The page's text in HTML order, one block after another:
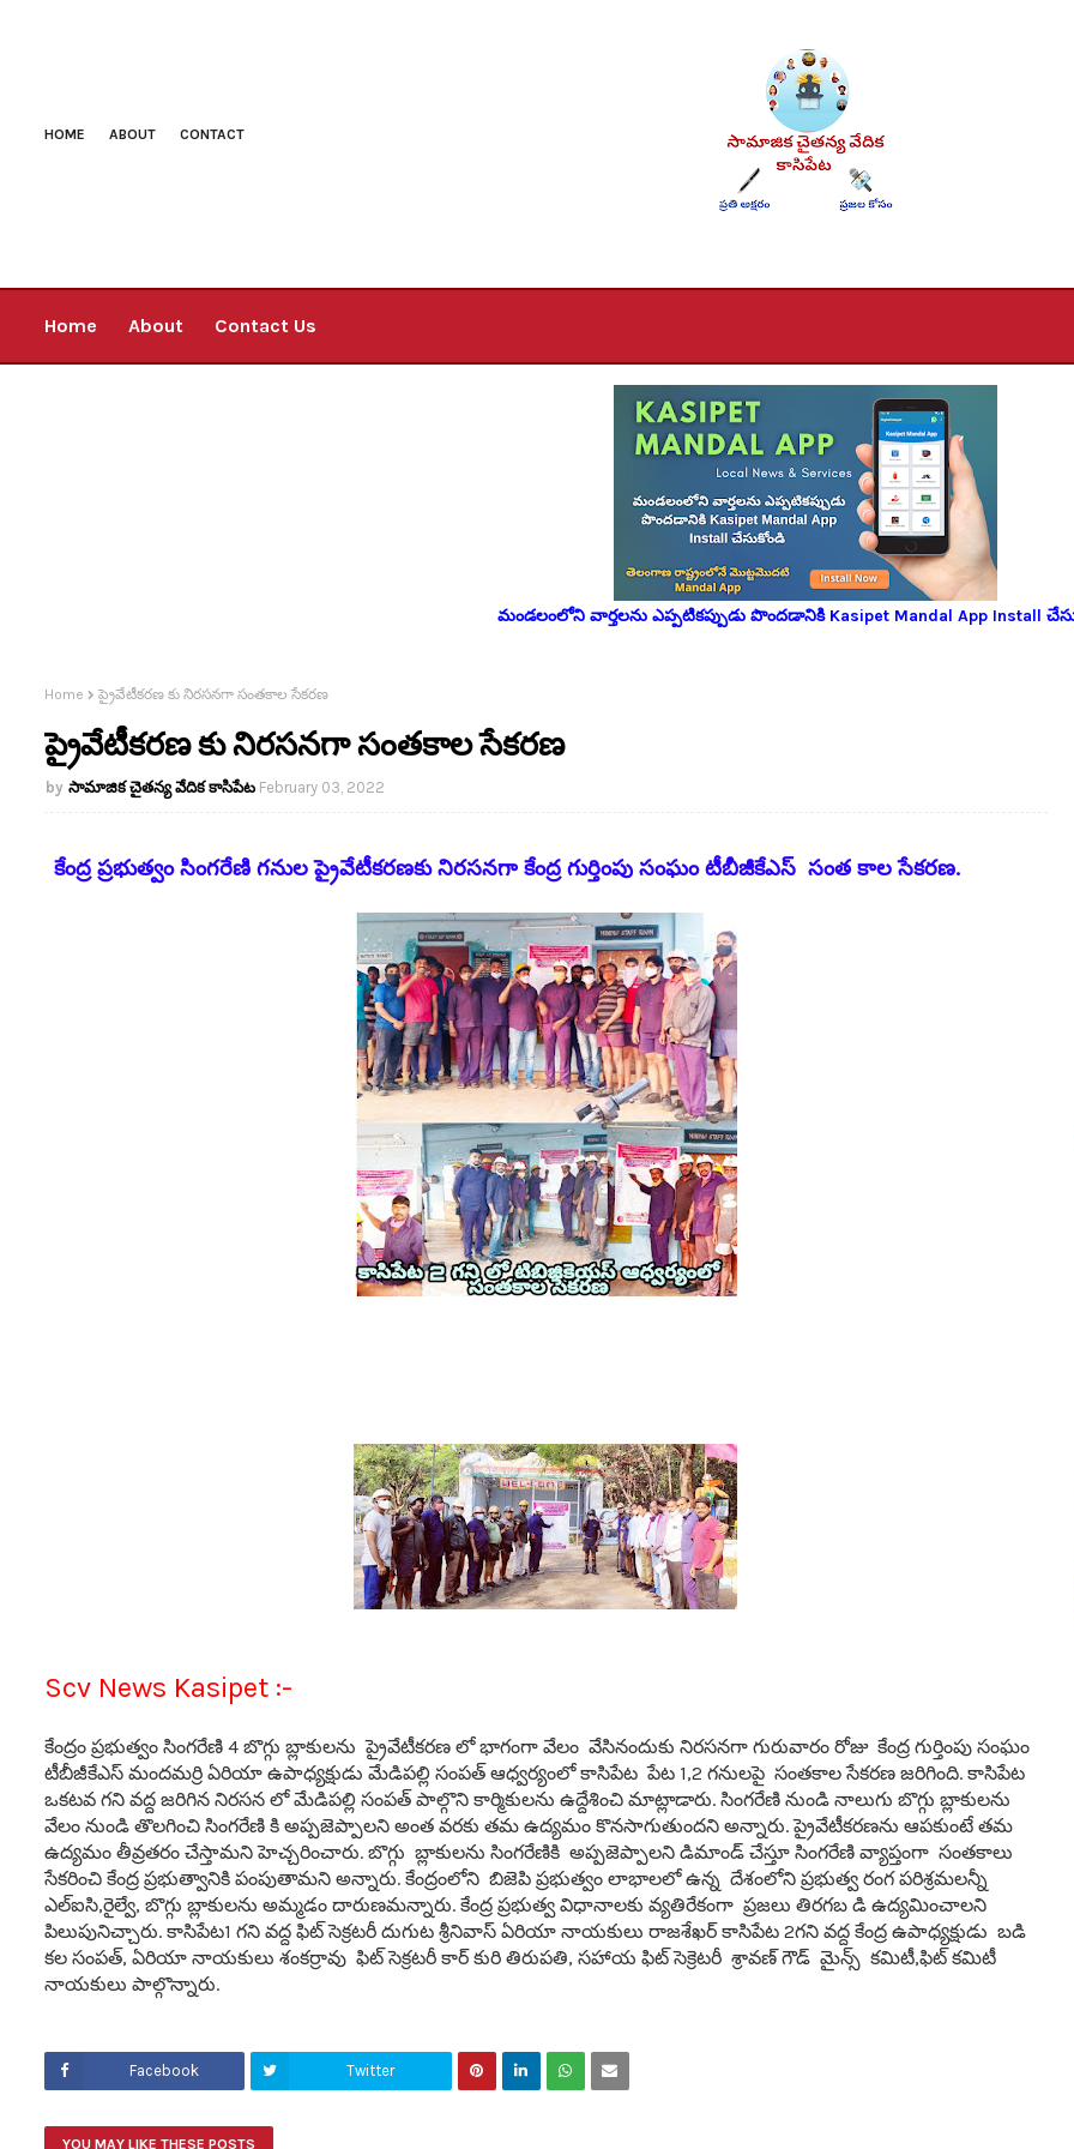
HOME ABOUT CONTACT
Home About Contact Us
మండలంలోని వార్తలను ఎప్పటికప్పుడు పొందడానికి Kasipet Mandal App Install
Home ప్రైవేటీకరణ కు నిరసనగా సంతకాల సేకరణ
ప్రైవేటీకరణ కు నిరసనగా సంతకాల సేకరణ
సామాజిక చైతన్య వేదిక కాసిపేట February 03, 2022
కేంద్ర ప్రభుత్వం సింగరేణి గనుల ప్రైవేటీకరణకు నిరసనగా కేంద్ర గుర్తింపు సంఘం టీబీజీకేఎస్ సంత కాల సేకరణ.
Scv News Kasipet :-
కేంద్రం ప్రభుత్వం సింగరేణి 4 బొగ్గు బ్లాకులను ప్రైవేటీకరణ లో భాగంగా వేలం వేసినందుకు నిరసనగా గురువారం రోజు కేంద్ర గుర్తింపు సంఘం
టీబీజీకేఎస్ మందమర్రి ఏరియా ఉపాధ్యక్షుడు మేడిపల్లి సంపత్ ఆధ్వర్యంలో కాసిపేట పేట 1,2 గనులపై సంతకాల సేకరణ జరిగింది. కాసిపేట
ఒకటవ గని వద్ద జరిగిన నిరసన లో మేడిపల్లి సంపత్ పాల్గొని కార్మికులను ఉద్దేశించి మాట్లాడారు. సింగరేణి నుండి నాలుగు బొగ్గు బ్లాకులను
వేలం నుండి తొలగించి సింగరేణి కి అప్పజెప్పాలని అంత వరకు తమ ఉద్యమం కొనసాగుతుందని అన్నారు. ప్రైవేటీకరణను ఆపకుంటే తమ
ఉద్యమం తీవ్రతరం చేస్తామని హెచ్చరించారు. బొగ్గు బ్లాకులను సింగరేణికి అప్పజెప్పాలని డిమాండ్ చేస్తూ సింగరేణి వ్యాప్తంగా సంతకాలు
సేకరించి కేంద్ర ప్రభుత్వానికి పంపుతామని అన్నారు. కేంద్రంలోని బిజెపి ప్రభుత్వం లాభాలలో ఉన్న దేశంలోని ప్రభుత్వ రంగ పరిశ్రమలన్నీ
ఎల్ఐసి,రైల్వే, బొగ్గు బ్లాకులను అమ్మడం దారుణమన్నారు. కేంద్ర ప్రభుత్వ విధానాలకు వ్యతిరేకంగా ప్రజలు తిరగబ డి ఉద్యమించాలని
పిలుపునిచ్చారు. కాసిపేట1 గని వద్ద ఫిట్ సెక్రటరీ దుగుట శ్రీనివాస్ ఏరియా నాయకులు రాజశేఖర్ కాసిపేట 2గని వద్ద కేంద్ర ఉపాధ్యక్షుడు బడి
కల సంపత్, ఏరియా నాయకులు శంకర్రావు ఫిట్ సెక్రటరీ కార్ కురి తిరుపతి, సహాయ ఫిట్ సెక్రెటరీ శ్రావణ్ గౌడ్ మైన్స్ కమిటీ,ఫిట్ కమిటీ
నాయకులు పాల్గొన్నారు.
Facebook Twitter
YOU MAY LIKE THESE POSTS